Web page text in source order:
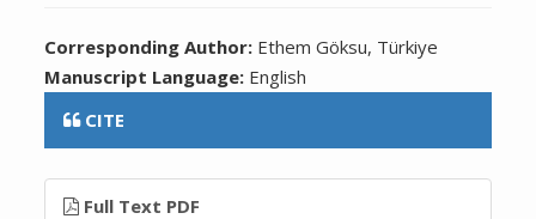
Corresponding Author: Ethem Göksu, Türkiye
Manuscript Language: English
CITE
Full Text PDF